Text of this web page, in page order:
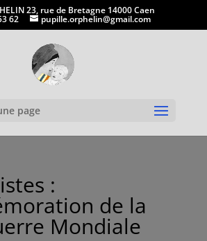
23, rue de Bretagne 14000 Caen
62 pupille.orphelin@gmail.com
page
:
de la
Mondiale